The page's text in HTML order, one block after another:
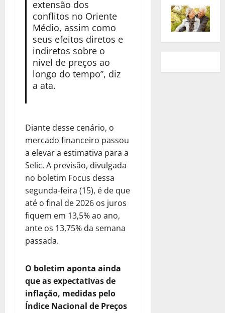
extensão dos
conflitos no Oriente
Médio, assim como
seus efeitos diretos e
indiretos sobre o
nível de preços ao
longo do tempo”, diz
a ata.
Diante desse cenário, o
mercado financeiro passou
a elevar a estimativa para a
Selic. A previsão, divulgada
no boletim Focus dessa
segunda-feira (15), é de que
até o final de 2026 os juros
fiquem em 13,5% ao ano,
ante os 13,75% da semana
passada.
O boletim aponta ainda
que as expectativas de
inflação, medidas pelo
Índice Nacional de Preços